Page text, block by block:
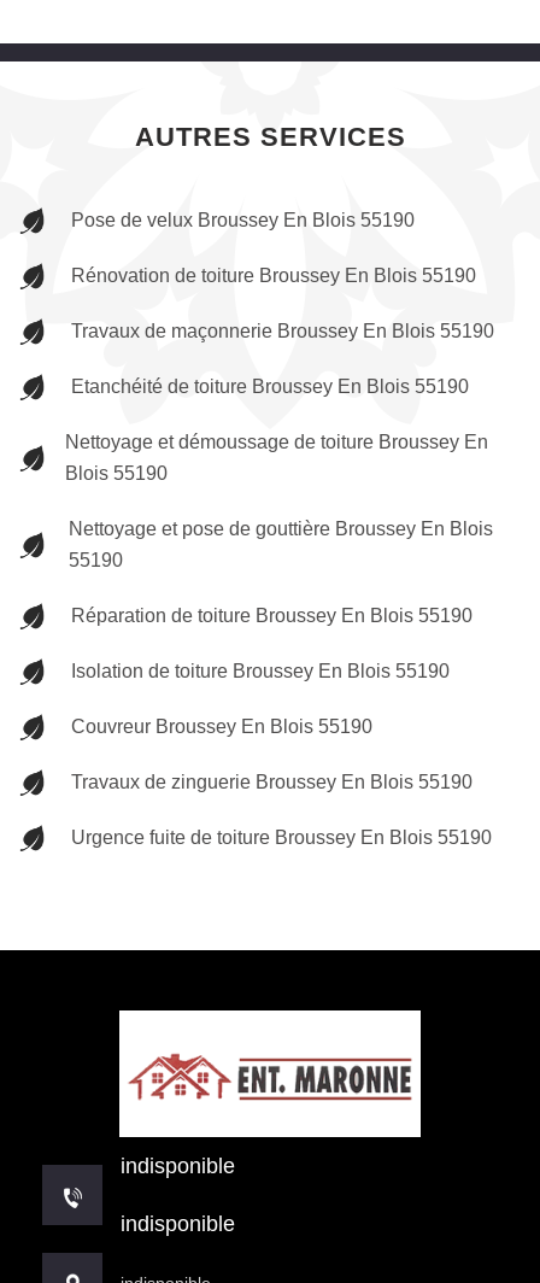
AUTRES SERVICES
Pose de velux Broussey En Blois 55190
Rénovation de toiture Broussey En Blois 55190
Travaux de maçonnerie Broussey En Blois 55190
Etanchéité de toiture Broussey En Blois 55190
Nettoyage et démoussage de toiture Broussey En
Blois 55190
Nettoyage et pose de gouttière Broussey En Blois
55190
Réparation de toiture Broussey En Blois 55190
Isolation de toiture Broussey En Blois 55190
Couvreur Broussey En Blois 55190
Travaux de zinguerie Broussey En Blois 55190
Urgence fuite de toiture Broussey En Blois 55190
indisponible
indisponible